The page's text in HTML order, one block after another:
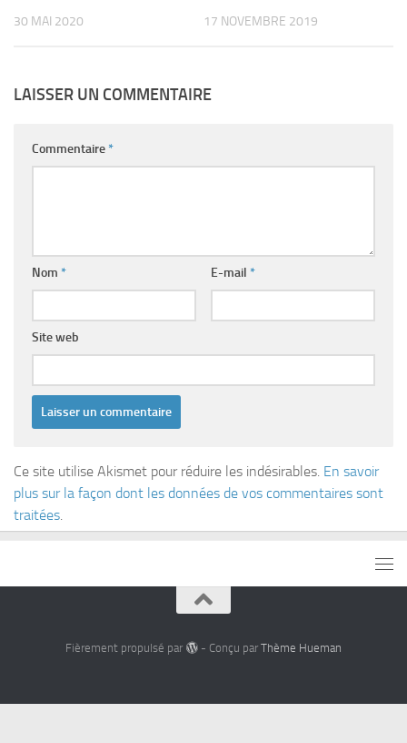
30 MAI 2020 17 NOVEMBRE 2019
LAISSER UN COMMENTAIRE
Commentaire*
Nom * E-mail *
Site web
Ce site utilise Akismet pour réduire les indésirables. En savoir
plus sur la façon dont les données de vos commentaires sont
traitées.
Fièrement propulsé par - Conçu par Thème Hueman